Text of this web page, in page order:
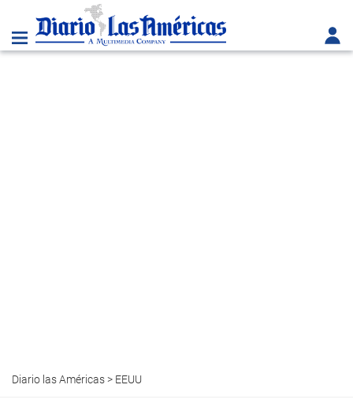
Diario las Américas> EEUU